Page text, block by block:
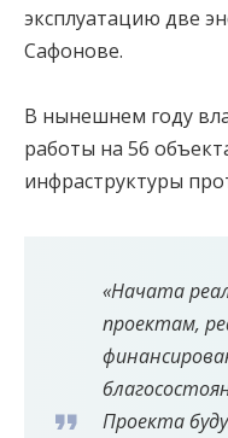
эксплуатацию две
Сафонове.
В нынешнем году
работы на 56
инфраструктуры
«Начата
проектам,
Проекта